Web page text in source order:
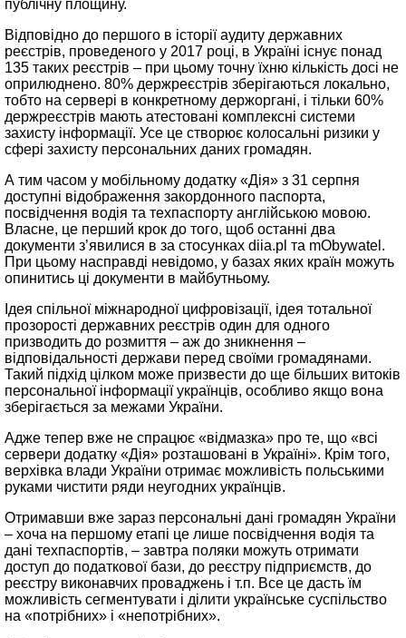
публічну площину.
Відповідно до першого в історії аудиту державних
реєстрів, проведеного у 2017 році, в Україні існує понад
135 таких реєстрів – при цьому точну їхню кількість досі не
оприлюднено. 80% держреєстрів зберігаються локально,
тобто на сервері в конкретному держоргані, і тільки 60%
держреєстрів мають атестовані комплексні системи
захисту інформації. Усе це створює колосальні ризики у
сфері захисту персональних даних громадян.
А тим часом у мобільному додатку «Дія» з 31 серпня
доступні відображення закордонного паспорта,
посвідчення водія та техпаспорту англійською мовою.
Власне, це перший крок до того, щоб останні два
документи з’явилися в за стосунках diia.pl та mObywatel.
При цьому насправді невідомо, у базах яких країн можуть
опинитись ці документи в майбутньому.
Ідея спільної міжнародної цифровізації, ідея тотальної
прозорості державних реєстрів один для одного
призводить до розмиття – аж до зникнення –
відповідальності держави перед своїми громадянами.
Такий підхід цілком може призвести до ще більших витоків
персональної інформації українців, особливо якщо вона
зберігається за межами України.
Адже тепер вже не спрацює «відмазка» про те, що «всі
сервери додатку «Дія» розташовані в Україні». Крім того,
верхівка влади України отримає можливість польськими
руками чистити ряди неугодних українців.
Отримавши вже зараз персональні дані громадян України
– хоча на першому етапі це лише посвідчення водія та
дані техпаспортів, – завтра поляки можуть отримати
доступ до податкової бази, до реєстру підприємств, до
реєстру виконавчих проваджень і т.п. Все це дасть їм
можливість сегментувати і ділити українське суспільство
на «потрібних» і «непотрібних».